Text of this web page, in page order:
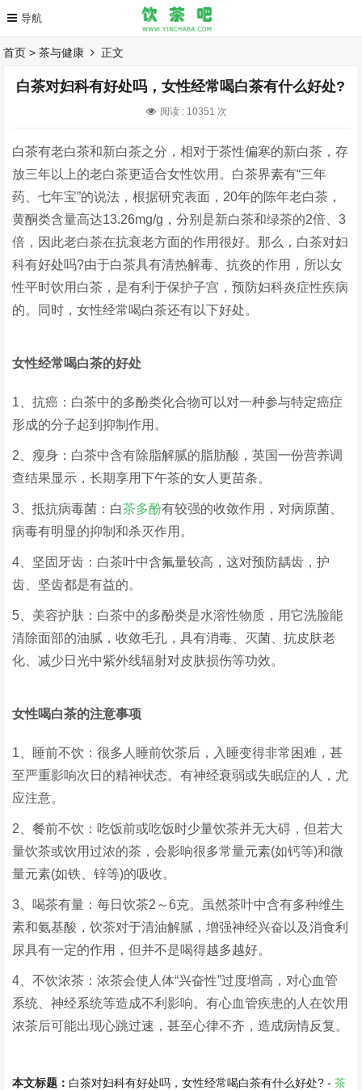
首页 >茶与健康 正文
白茶对妇科有好处吗，女性经常喝白茶有什么好处?
阅读 : 10351 次
白茶有老白茶和新白茶之分，相对于茶性偏寒的新白茶，存
放三年以上的老白茶更适合女性饮用。白茶界素有“三年
药、七年宝”的说法，根据研究表面，20年的陈年老白茶，
黄酮类含量高达13.26mg/g，分别是新白茶和绿茶的2倍、3
倍，因此老白茶在抗衰老方面的作用很好。那么，白茶对妇
科有好处吗?由于白茶具有清热解毒、抗炎的作用，所以女
性平时饮用白茶，是有利于保护子宫，预防妇科炎症性疾病
的。同时，女性经常喝白茶还有以下好处。
女性经常喝白茶的好处
1、抗癌：白茶中的多酚类化合物可以对一种参与特定癌症
形成的分子起到抑制作用。
2、瘦身：白茶中含有除脂解腻的脂肪酸，英国一份营养调
查结果显示，长期享用下午茶的女人更苗条。
3、抵抗病毒菌：白茶多酚有较强的收敛作用，对病原菌、
病毒有明显的抑制和杀灭作用。
4、坚固牙齿：白茶叶中含氟量较高，这对预防龋齿，护
齿、坚齿都是有益的。
5、美容护肤：白茶中的多酚类是水溶性物质，用它洗脸能
清除面部的油腻，收敛毛孔，具有消毒、灭菌、抗皮肤老
化、减少日光中紫外线辐射对皮肤损伤等功效。
女性喝白茶的注意事项
1、睡前不饮：很多人睡前饮茶后，入睡变得非常困难，甚
至严重影响次日的精神状态。有神经衰弱或失眠症的人，尤
应注意。
2、餐前不饮：吃饭前或吃饭时少量饮茶并无大碍，但若大
量饮茶或饮用过浓的茶，会影响很多常量元素(如钙等)和微
量元素(如铁、锌等)的吸收。
3、喝茶有量：每日饮茶2～6克。虽然茶叶中含有多种维生
素和氨基酸，饮茶对于清油解腻，增强神经兴奋以及消食利
尿具有一定的作用，但并不是喝得越多越好。
4、不饮浓茶：浓茶会使人体“兴奋性”过度增高，对心血管
系统、神经系统等造成不利影响。有心血管疾患的人在饮用
浓茶后可能出现心跳过速，甚至心律不齐，造成病情反复。
本文标题： 白茶对妇科有好处吗，女性经常喝白茶有什么好处? -茶